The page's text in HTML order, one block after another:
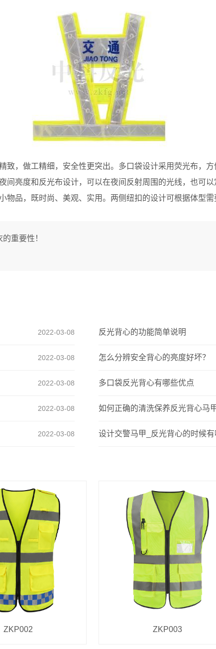
，做工精细，安全性更突出。多口袋设计采用荧光布，
间亮度和反光布设计，可以在夜间反射周围的光线，也可
品，既时尚、美观、实用。两侧纽扣的设计可根据体型需
重要性！
2022-03-08 反光背心的功能简单说明
2022-03-08 怎么分辨安全背心的亮度好坏？
2022-03-08 多口袋反光背心有哪些优点
2022-03-08 如何正确的清洗保养反光背心马甲
2022-03-08 设计交警马甲_反光背心的时候
ZKP002 ZKP003